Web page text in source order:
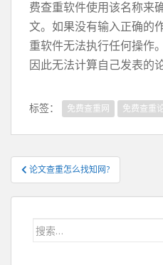
费查重软件使用该名称来
文。如果没有输入正确的
重软件无法执行任何操作
因此无法计算自己发表的
标签： 免费查重网 免费查重
文
章
导
论文查重怎么找知网?
搜